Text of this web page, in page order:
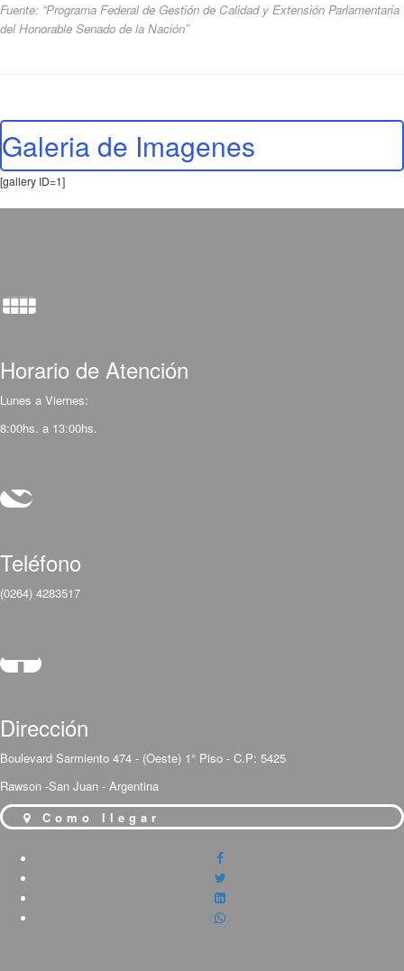
Fuente: “Programa Federal de Gestión de Calidad y Extensión Parlamentaria
del Honorable Senado de la Nación”
Galeria de Imagenes
[gallery ID=1]
Horario de Atención
Lunes a Viernes:
8:00hs. a 13:00hs.
Teléfono
(0264) 4283517
Dirección
Boulevard Sarmiento 474 - (Oeste) 1° Piso - C.P: 5425
Rawson -San Juan - Argentina
Como llegar